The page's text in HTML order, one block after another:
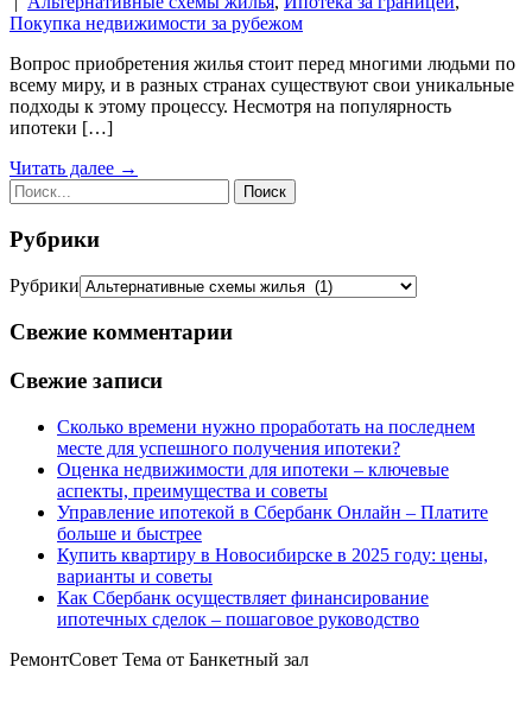
Покупка недвижимости за рубежом
Вопрос приобретения жилья стоит перед многими людьми по
всему миру, и в разных странах существуют свои уникальные
подходы к этому процессу. Несмотря на популярность
ипотеки […]
Читать далее →
Рубрики
Рубрики
Свежие комментарии
Свежие записи
Сколько времени нужно проработать на последнем
месте для успешного получения ипотеки?
Оценка недвижимости для ипотеки – ключевые
аспекты, преимущества и советы
Управление ипотекой в Сбербанк Онлайн – Платите
больше и быстрее
Купить квартиру в Новосибирске в 2025 году: цены,
варианты и советы
Как Сбербанк осуществляет финансирование
ипотечных сделок – пошаговое руководство
РемонтСовет Тема от Банкетный зал